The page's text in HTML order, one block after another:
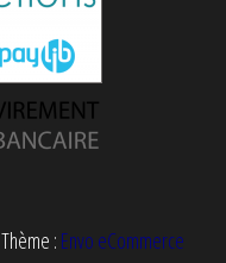
Thème : Envo eCommerce